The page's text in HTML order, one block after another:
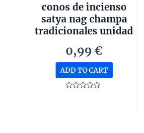
conos de incienso
satya nag champa
tradicionales unidad
0,99 €
ADD TO CART